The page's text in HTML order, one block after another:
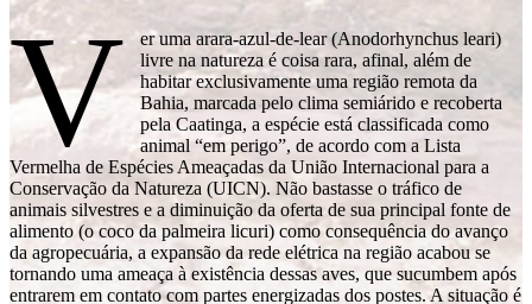
V
er uma arara-azul-de-lear (Anodorhynchus leari)
livre na natureza é coisa rara, afinal, além de
habitar exclusivamente uma região remota da
Bahia, marcada pelo clima semiárido e recoberta
pela Caatinga, a espécie está classificada como
animal “em perigo”, de acordo com a Lista
Vermelha de Espécies Ameaçadas da União Internacional para a
Conservação da Natureza (UICN). Não bastasse o tráfico de
animais silvestres e a diminuição da oferta de sua principal fonte de
alimento (o coco da palmeira licuri) como consequência do avanço
da agropecuária, a expansão da rede elétrica na região acabou se
tornando uma ameaça à existência dessas aves, que sucumbem após
entrarem em contato com partes energizadas dos postes. A situação é